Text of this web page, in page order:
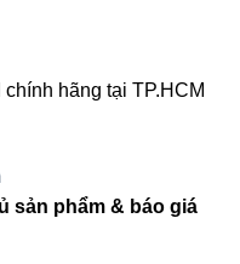
động của
lýtự động chuyển
hãng tại TP.HCM
sản phẩm & báo giá